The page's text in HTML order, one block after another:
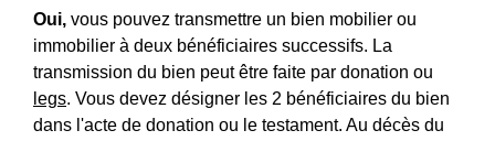
Oui, vous pouvez transmettre un bien mobilier ou
immobilier à deux bénéficiaires successifs. La
transmission du bien peut être faite par donation ou
legs. Vous devez désigner les 2 bénéficiaires du bien
dans l'acte de donation ou le testament. Au décès du